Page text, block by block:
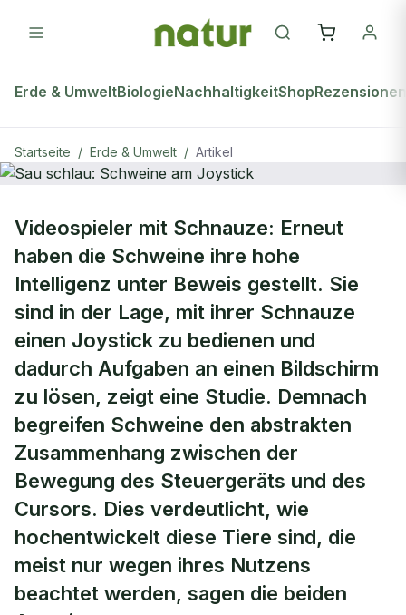
Erde & UmweltBiologieNachhaltigkeitShopRezensionen
Startseite / Erde & Umwelt / Artikel
Sau schlau: Schweine am Joystick
Videospieler mit Schnauze: Erneut
haben die Schweine ihre hohe
Intelligenz unter Beweis gestellt. Sie
sind in der Lage, mit ihrer Schnauze
einen Joystick zu bedienen und
dadurch Aufgaben an einen Bildschirm
zu lösen, zeigt eine Studie. Demnach
begreifen Schweine den abstrakten
Zusammenhang zwischen der
Bewegung des Steuergeräts und des
Cursors. Dies verdeutlicht, wie
hochentwickelt diese Tiere sind, die
meist nur wegen ihres Nutzens
beachtet werden, sagen die beiden